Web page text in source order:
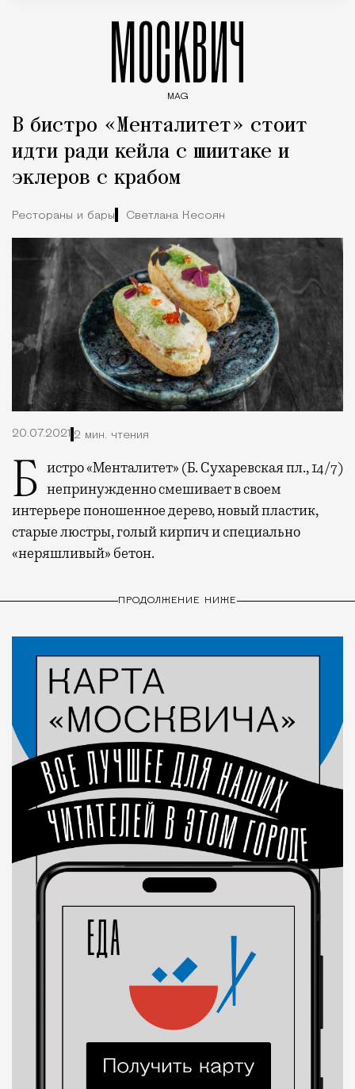
МОСКВИЧ
MAG
В бистро «Менталитет» стоит
идти ради кейла с шиитаке и
эклеров с крабом
Рестораны и бары Светлана Кесоян
20.07.2021 2 мин. чтения
Бистро «Менталитет» (Б. Сухаревская пл., 14/7) непринужденно смешивает в своем
интерьере поношенное дерево, новый пластик,
старые люстры, голый кирпич и специально
«неряшливый» бетон.
ПРОДОЛЖЕНИЕ НИЖЕ